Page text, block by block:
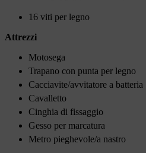
16 viti per legno
Attrezzi
Motosega
Trapano con punta per legno
Cacciavite/avvitatore a batteria
Cavalletto
Cinghia di fissaggio
Gesso per marcatura
Metro pieghevole/a nastro